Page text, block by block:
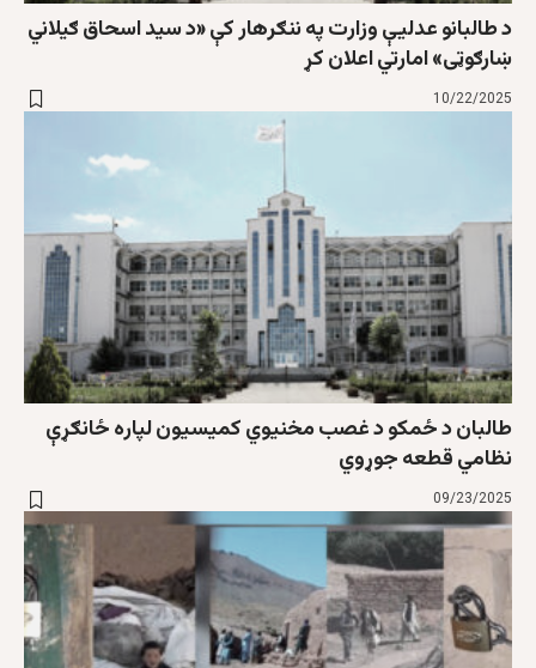
د طالبانو عدلیې وزارت په ننګرهار کې «د سید اسحاق ګیلاني
ښارګوټی» امارتي اعلان کړ
10/22/2025
طالبان د ځمکو د غصب مخنیوي کمیسیون لپاره ځانګړې
نظامي قطعه جوړوي
09/23/2025